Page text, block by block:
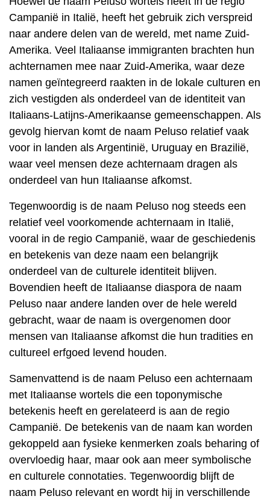
Campanië in Italië, heeft het gebruik zich verspreid
naar andere delen van de wereld, met name Zuid-
Amerika. Veel Italiaanse immigranten brachten hun
achternamen mee naar Zuid-Amerika, waar deze
namen geïntegreerd raakten in de lokale culturen en
zich vestigden als onderdeel van de identiteit van
Italiaans-Latijns-Amerikaanse gemeenschappen. Als
gevolg hiervan komt de naam Peluso relatief vaak
voor in landen als Argentinië, Uruguay en Brazilië,
waar veel mensen deze achternaam dragen als
onderdeel van hun Italiaanse afkomst.
Tegenwoordig is de naam Peluso nog steeds een
relatief veel voorkomende achternaam in Italië,
vooral in de regio Campanië, waar de geschiedenis
en betekenis van deze naam een ​​belangrijk
onderdeel van de culturele identiteit blijven.
Bovendien heeft de Italiaanse diaspora de naam
Peluso naar andere landen over de hele wereld
gebracht, waar de naam is overgenomen door
mensen van Italiaanse afkomst die hun tradities en
cultureel erfgoed levend houden.
Samenvattend is de naam Peluso een achternaam
met Italiaanse wortels die een toponymische
betekenis heeft en gerelateerd is aan de regio
Campanië. De betekenis van de naam kan worden
gekoppeld aan fysieke kenmerken zoals beharing of
overvloedig haar, maar ook aan meer symbolische
en culturele connotaties. Tegenwoordig blijft de
naam Peluso relevant en wordt hij in verschillende